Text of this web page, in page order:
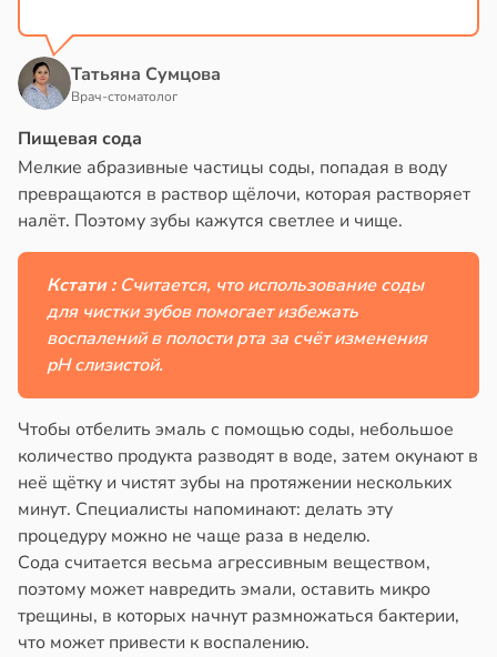
Татьяна Сумцова
Врач-стоматолог
Пищевая сода
Мелкие абразивные частицы соды, попадая в воду
превращаются в раствор щёлочи, которая растворяет
налёт. Поэтому зубы кажутся светлее и чище.
Кстати : Считается, что использование соды
для чистки зубов помогает избежать
воспалений в полости рта за счёт изменения
pH слизистой.
Чтобы отбелить эмаль с помощью соды, небольшое
количество продукта разводят в воде, затем окунают в
неё щётку и чистят зубы на протяжении нескольких
минут. Специалисты напоминают: делать эту
процедуру можно не чаще раза в неделю.
Сода считается весьма агрессивным веществом,
поэтому может навредить эмали, оставить микро
трещины, в которых начнут размножаться бактерии,
что может привести к воспалению.